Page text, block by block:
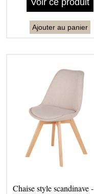
Voir ce produit
Ajouter au panier
Chaise style scandinave